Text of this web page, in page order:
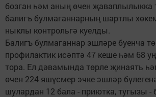
бозган һәм аның өчен җаваплылыкка
балигъ булмаганнарның шартлы
ныклы контрольгә куелды.
Балигъ булмаганнар эшләре буенча
профилактик исәптә 47 кеше һәм 68
тора. Ел дәвамында төрле җинаять
өчен 224 яшүсмер эчке эшләр
шулардан 12 бала - приютка, тугызы -